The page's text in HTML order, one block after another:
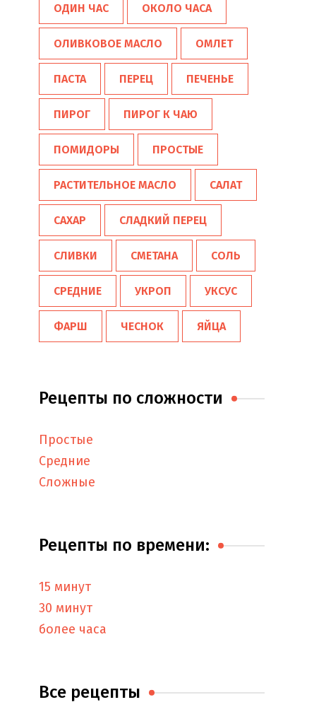
ОДИН ЧАС ОКОЛО ЧАСА
ОЛИВКОВОЕ МАСЛО ОМЛЕТ
ПАСТА ПЕРЕЦ ПЕЧЕНЬЕ
ПИРОГ ПИРОГ К ЧАЮ
ПОМИДОРЫ ПРОСТЫЕ
РАСТИТЕЛЬНОЕ МАСЛО САЛАТ
САХАР СЛАДКИЙ ПЕРЕЦ
СЛИВКИ СМЕТАНА СОЛЬ
СРЕДНИЕ УКРОП УКСУС
ФАРШ ЧЕСНОК ЯЙЦА
Рецепты по сложности
Простые
Средние
Сложные
Рецепты по времени:
15 минут
30 минут
более часа
Все рецепты